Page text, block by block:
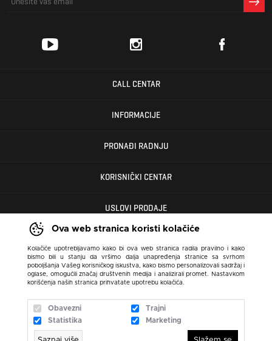
Ova web stranica koristi kolačiće
Kolačiće upotrebljavamo kako bi ova web stranica radila pravilno i kako
bismo bili u stanju da vršimo dalja unapređenja stranice sa svrhom
poboljšanja Vašeg korisničkog iskustva, kako bismo personalizovali sadržaj i
oglase, omogućili značaj društvenih medija i analizirali promet. Nastavkom
korišćenja naših stranica prihvatate upotrebu kolačića.
Obavezni
Trajni
Statistika
Marketing
CALL CENTAR
INFORMACIJE
PRONAĐI RADNJU
KORISNIČKI CENTAR
USLOVI PRODAJE